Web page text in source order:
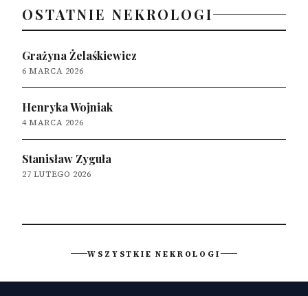
OSTATNIE NEKROLOGI
Grażyna Żelaśkiewicz
6 MARCA 2026
Henryka Wojniak
4 MARCA 2026
Stanisław Zyguła
27 LUTEGO 2026
WSZYSTKIE NEKROLOGI